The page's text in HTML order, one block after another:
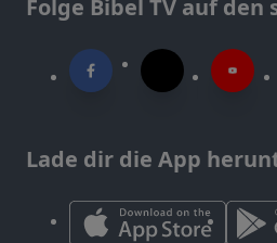
Folge Bibel TV auf den
Lade dir die App